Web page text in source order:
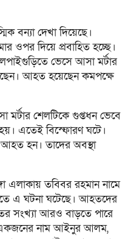
বন্যা দেখা দিয়েছে।
ওপর দিয়ে প্রবাহিত হচ্ছে।
ভেসে আসা মর্টার
আহত হয়েছেন কমপক্ষে
মর্টার শেলটিকে গুপ্তধন ভেবে
এতেই বিস্ফোরণ ঘটে।
হন। তাদের অবস্থা
এলাকায় তবিবর রহমান নামে
এ ঘটনা ঘটেছে। আহতদের
সংখ্যা আরও বাড়তে পারে
একজনের নাম আইনুর আলম,